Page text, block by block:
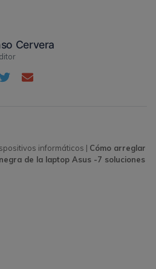
Cervera
informáticos | Cómo arreglar
de la laptop Asus -7 soluciones